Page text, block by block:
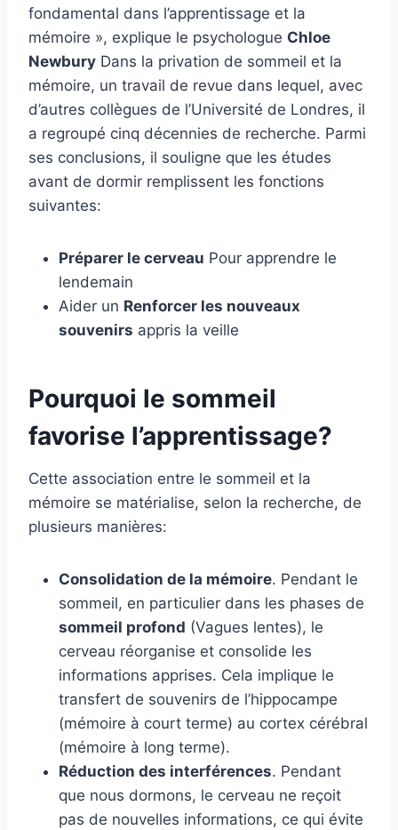
fondamental dans l’apprentissage et la
mémoire », explique le psychologue Chloe
Newbury Dans la privation de sommeil et la
mémoire, un travail de revue dans lequel, avec
d’autres collègues de l’Université de Londres, il
a regroupé cinq décennies de recherche. Parmi
ses conclusions, il souligne que les études
avant de dormir remplissent les fonctions
suivantes:
Préparer le cerveau Pour apprendre le
lendemain
Aider un Renforcer les nouveaux
souvenirs appris la veille
Pourquoi le sommeil
favorise l’apprentissage?
Cette association entre le sommeil et la
mémoire se matérialise, selon la recherche, de
plusieurs manières:
Consolidation de la mémoire. Pendant le
sommeil, en particulier dans les phases de
sommeil profond (Vagues lentes), le
cerveau réorganise et consolide les
informations apprises. Cela implique le
transfert de souvenirs de l’hippocampe
(mémoire à court terme) au cortex cérébral
(mémoire à long terme).
Réduction des interférences. Pendant
que nous dormons, le cerveau ne reçoit
pas de nouvelles informations, ce qui évite